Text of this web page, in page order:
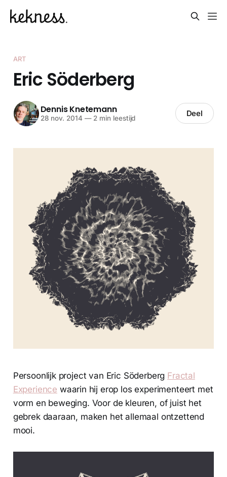
ART
Eric Söderberg
Dennis Knetemann
28 nov. 2014 —2 min leestijd Deel
Persoonlijk project van Eric Söderberg Fractal
Experience waarin hij erop los experimenteert met
vorm en beweging. Voor de kleuren, of juist het
gebrek daaraan, maken het allemaal ontzettend
mooi.